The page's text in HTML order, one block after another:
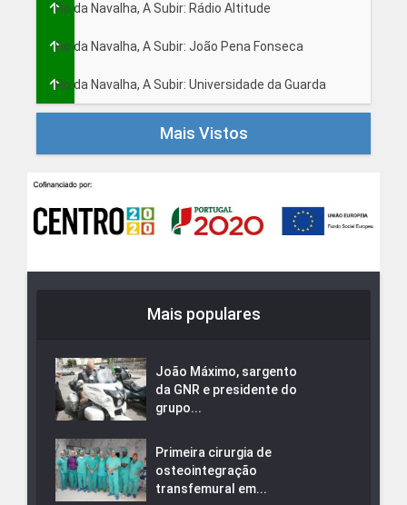
Fio da Navalha, A Subir: Rádio Altitude
Fio da Navalha, A Subir: João Pena Fonseca
Fio da Navalha, A Subir: Universidade da Guarda
Mais Vistos
Mais populares
João Máximo, sargento
da GNR e presidente do
grupo...
Primeira cirurgia de
osteointegração
transfemural em...